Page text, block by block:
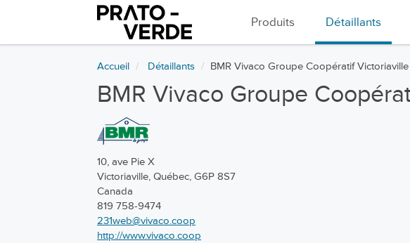
Produits Détaillants
Accueil Détaillants BMR Vivaco Groupe Coopératif Victoriaville
BMR Vivaco Groupe
10, ave Pie X
Victoriaville, Québec, G6P 8S7
Canada
819 758-9474
231web@vivaco.coop
http://www.vivaco.coop